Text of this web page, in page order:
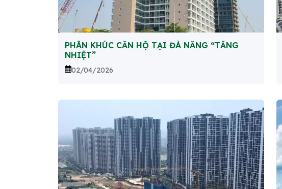
PHÂN KHÚC CĂN HỘ TẠI ĐÀ NẴNG “TĂNG
NHIỆT”
02/04/2026